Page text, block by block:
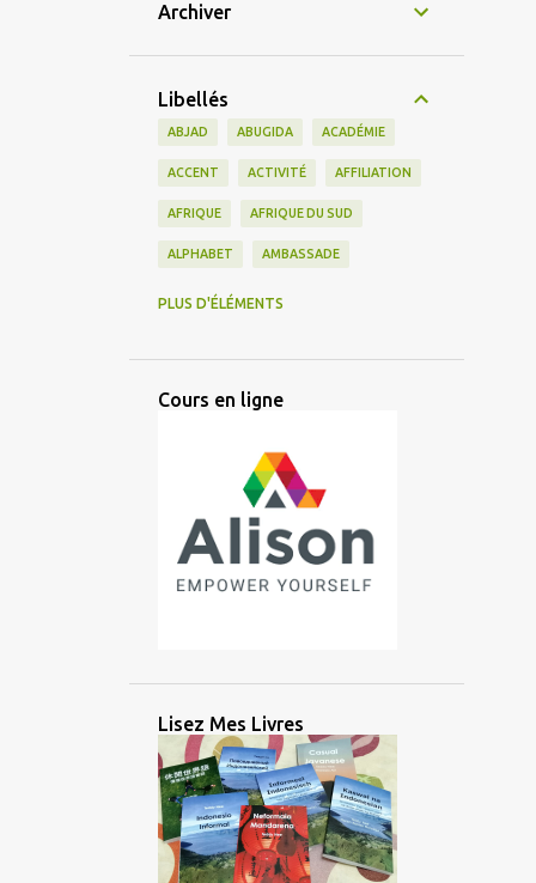
Archiver
Libellés
ABJAD ABUGIDA ACADÉMIE
ACCENT ACTIVITÉ AFFILIATION
AFRIQUE AFRIQUE DU SUD
ALPHABET AMBASSADE
AMERICAIN
ARGENT
ARTIFICIELLE
ASIATIQUE ASIE ASIE CENTRALE
ASIE DE L'EST ASIE DU SUD
AVANTAGE AZERBAÏDJAN
BALINAIS BANGLADESH BATAK
BATAN BATANES BAYBAYIN
BILINGUE BRAHMI BRITANNIQUE
PLUS D'ÉLÉMENTS
Cours en ligne
Lisez Mes Livres